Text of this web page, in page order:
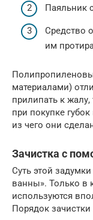
Паяльник
Средство
им
материалами)
прилипать к
при покупке
из чего они
Зачистка с
Суть этой
ванны». Только в
используются
Порядок